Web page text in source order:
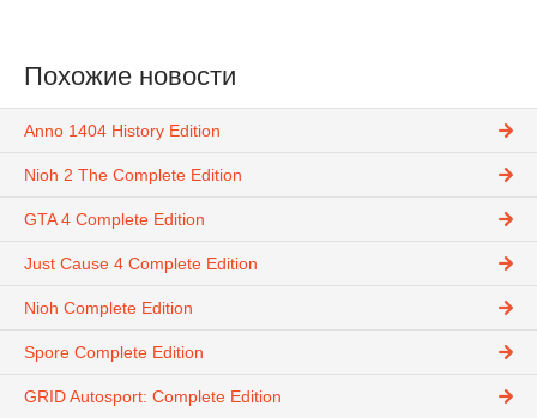
Похожие новости
Anno 1404 History Edition
Nioh 2 The Complete Edition
GTA 4 Complete Edition
Just Cause 4 Complete Edition
Nioh Complete Edition
Spore Complete Edition
GRID Autosport: Complete Edition